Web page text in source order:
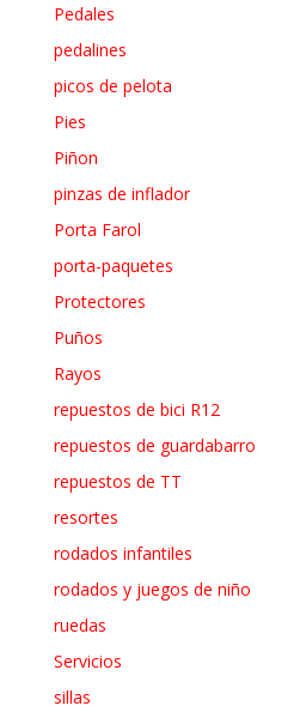
Pedales
pedalines
picos de pelota
Pies
Piñon
pinzas de inflador
Porta Farol
porta-paquetes
Protectores
Puños
Rayos
repuestos de bici R12
repuestos de guardabarro
repuestos de TT
resortes
rodados infantiles
rodados y juegos de niño
ruedas
Servicios
sillas